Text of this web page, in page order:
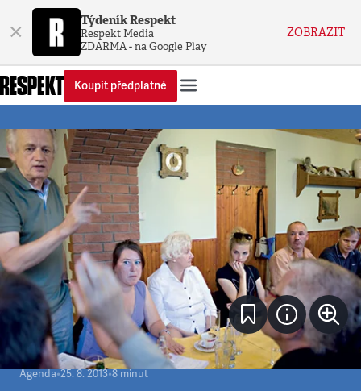
× Týdeník Respekt
Respekt Media
ZDARMA - na Google Play
ZOBRAZIT
Koupit předplatné
Agenda•25. 8. 2013•8 minut